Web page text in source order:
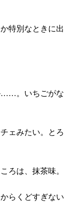
特別なときに出
……。いちごがな
ェみたい。とろ
ろは、抹茶味。
らくどすぎない